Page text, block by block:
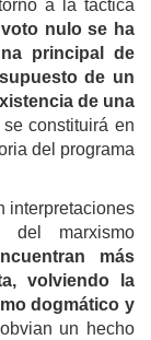
a la táctica
nulo se ha
principal de
de un
de una
constituirá en
del programa
interpretaciones
del marxismo
más
volviendo la
dogmático y
un hecho